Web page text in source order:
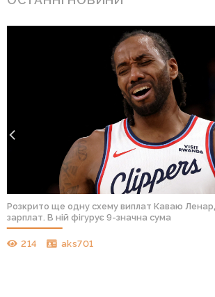
Розкрито ще одну схему виплат Каваю
зарплат. В ній фігурує 9-значна сума
214 aks701